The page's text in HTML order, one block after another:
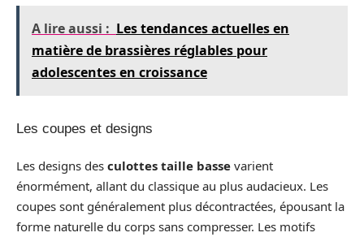
A lire aussi : Les tendances actuelles en
matière de brassières réglables pour
adolescentes en croissance
Les coupes et designs
Les designs des culottes taille basse varient
énormément, allant du classique au plus audacieux. Les
coupes sont généralement plus décontractées, épousant la
forme naturelle du corps sans compresser. Les motifs